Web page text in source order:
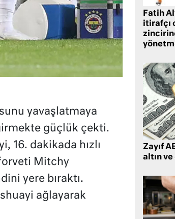
yavaşlatmaya
güçlük çekti.
16. dakikada hızlı
Mitchy
yere bıraktı.
ağlayarak
Fatih
itirafçı
Zayıf
altın